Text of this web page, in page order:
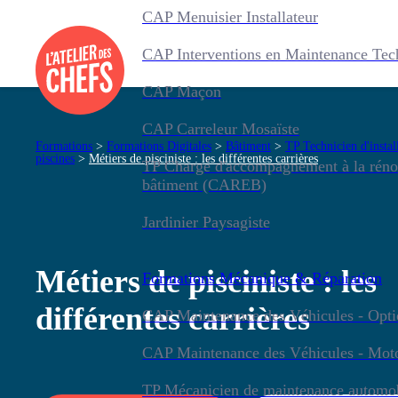
CAP Menuisier Installateur
CAP Interventions en Maintenance
CAP Maçon
CAP Carreleur Mosaïste
TP Chargé d'accompagnement à la
bâtiment (CAREB)
Jardinier Paysagiste
Formations Mécanique & Réparation
CAP Maintenance des Véhicules -
CAP Maintenance des Véhicules -
TP Mécanicien de maintenance
Formations > Formations Digitales > Bâtiment > TP Technicien
piscines > Métiers de pisciniste : les différentes carrières
Métiers de pisciniste : les
différentes carrières